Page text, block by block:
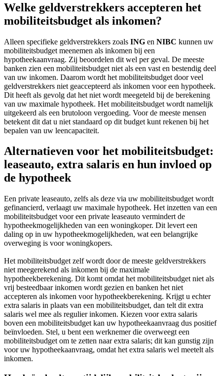
Welke geldverstrekkers accepteren het
mobiliteitsbudget als inkomen?
Alleen specifieke geldverstrekkers zoals ING en NIBC kunnen uw
mobiliteitsbudget meenemen als inkomen bij een
hypotheekaanvraag. Zij beoordelen dit wel per geval. De meeste
banken zien een mobiliteitsbudget niet als een vast en bestendig deel
van uw inkomen. Daarom wordt het mobiliteitsbudget door veel
geldverstrekkers niet geaccepteerd als inkomen voor een hypotheek.
Dit heeft als gevolg dat het niet wordt meegeteld bij de berekening
van uw maximale hypotheek. Het mobiliteitsbudget wordt namelijk
uitgekeerd als een brutoloon vergoeding. Voor de meeste mensen
betekent dit dat u niet standaard op dit budget kunt rekenen bij het
bepalen van uw leencapaciteit.
Alternatieven voor het mobiliteitsbudget:
leaseauto, extra salaris en hun invloed op
de hypotheek
Een private leaseauto, zelfs als deze via uw mobiliteitsbudget wordt
gefinancierd, verlaagt uw maximale hypotheek. Het inzetten van een
mobiliteitsbudget voor een private leaseauto vermindert de
hypotheekmogelijkheden van een woningkoper. Dit levert een
daling op in uw hypotheekmogelijkheden, wat een belangrijke
overweging is voor woningkopers.
Het mobiliteitsbudget zelf wordt door de meeste geldverstrekkers
niet meegerekend als inkomen bij de maximale
hypotheekberekening. Dit komt omdat het mobiliteitsbudget niet als
vrij besteedbaar inkomen wordt gezien en banken het niet
accepteren als inkomen voor hypotheekberekening. Krijgt u echter
extra salaris in plaats van een mobiliteitsbudget, dan telt dit extra
salaris wel mee als regulier inkomen. Kiezen voor extra salaris
boven een mobiliteitsbudget kan uw hypotheekaanvraag dus positief
beïnvloeden. Stel, u bent een werknemer die overweegt een
mobiliteitsbudget om te zetten naar extra salaris; dit kan gunstig zijn
voor uw hypotheekaanvraag, omdat het extra salaris wel meetelt als
inkomen.